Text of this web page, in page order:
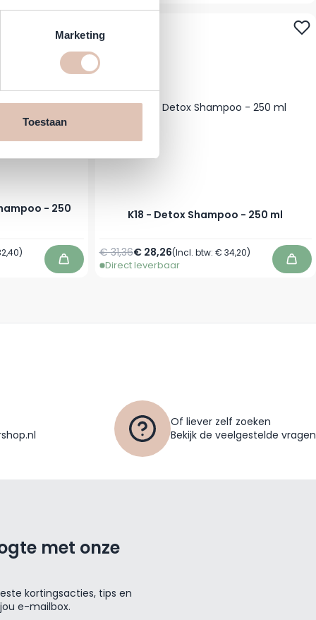
Marketing
Toestaan
- 250
)
In winkelwagen
K18 - Detox Shampoo - 250 ml
Speciale prijs
€ 28,26
Normale prijs
€ 31,36 (Incl. btw: € 34,20)
Direct leverbaar In
Of liever zelf zoeken
Bekijk de veelgestelde vragen
met onze
kortingsacties, tips en
e-mailbox.